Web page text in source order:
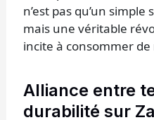
n’est pas qu’un
mais une véritable
incite à consommer
Alliance entre
durabilité sur